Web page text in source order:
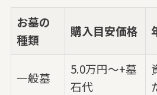
お墓の
種類
購入目安価格
一般墓
5.0万円～+墓
石代